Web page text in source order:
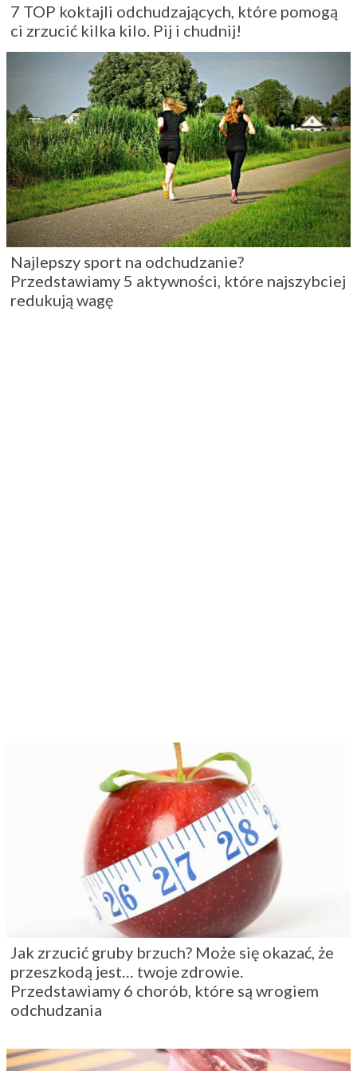
7 TOP koktajli odchudzających, które pomogą
ci zrzucić kilka kilo. Pij i chudnij!
Najlepszy sport na odchudzanie?
Przedstawiamy 5 aktywności, które najszybciej
redukują wagę
Jak zrzucić gruby brzuch? Może się okazać, że
przeszkodą jest… twoje zdrowie.
Przedstawiamy 6 chorób, które są wrogiem
odchudzania